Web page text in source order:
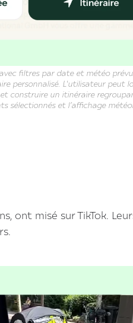
filtres par date et météo
personnalisé. L'utilisateur peut
construire un itinéraire
sélectionnés et l’affichage
ont misé sur TikTok.